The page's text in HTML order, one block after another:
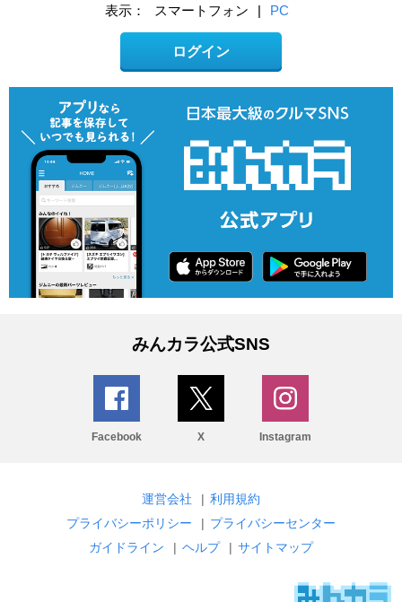
表示： スマートフォン | PC
ログイン
みんカラ公式SNS
Facebook X Instagram
運営会社 | 利用規約
プライバシーポリシー
| プライバシーセンター
ガイドライン
| ヘルプ | サイトマップ